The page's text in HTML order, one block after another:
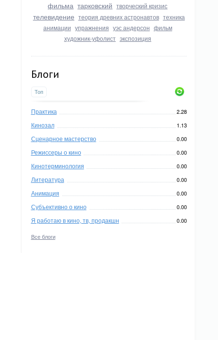
фильма тарковский творческий кризис
телевидение теория древних астронавтов техника
анимации упражнения уэс андерсон фильм
художник-уфолист экспозиция
Блоги
Топ
Практика 2.28
Кинозал 1.13
Сценарное мастерство 0.00
Режиссеры о кино 0.00
Кинотерминология 0.00
Литература 0.00
Анимация 0.00
Субъективно о кино 0.00
Я работаю в кино, тв, продакшн 0.00
Все блоги